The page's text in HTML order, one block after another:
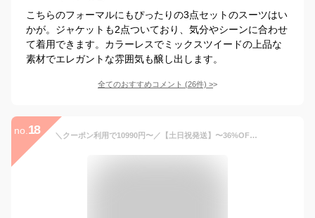
こちらのフォーマルにもぴったりの3点セットのスーツはい
かが。ジャケットも2点ついており、気分やシーンに合わせ
て着用できます。カラーレスでミックスツイードの上品な
素材でエレガントな雰囲気も醸し出します。
全てのおすすめコメント (26件) >
no. 18 ＼クーポン利用で10990円〜／【土日祝発送】〜36%OFF セレモニースーツ 入学式 ママスーツ 卒業式 スーツ 母親 ワンピース セットアップ 入園式 卒園式 お宮参り 七五三 レディース フォーマル 黒 ネイビー カジュアル おしゃれ コーデ かっこいい 試着チケット対象